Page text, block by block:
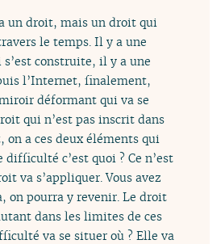
un droit, mais un droit qui
le temps. Il y a une
construite, il y a une
l’Internet, finalement,
déformant qui va se
qui n’est pas inscrit dans
on a ces deux éléments qui
c’est quoi ? Ce n’est
va s’appliquer. Vous avez
on pourra y revenir. Le droit
dans les limites de ces
va se situer où ? Elle va